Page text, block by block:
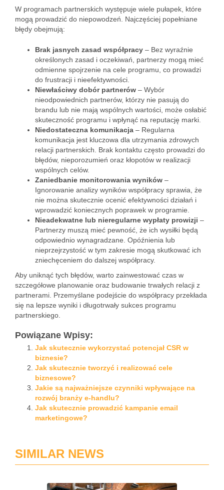
W programach partnerskich występuje wiele pułapek, które
mogą prowadzić do niepowodzeń. Najczęściej popełniane
błędy obejmują:
Brak jasnych zasad współpracy – Bez wyraźnie
określonych zasad i oczekiwań, partnerzy mogą mieć
odmienne spojrzenie na cele programu, co prowadzi
do frustracji i nieefektywności.
Niewłaściwy dobór partnerów – Wybór
nieodpowiednich partnerów, którzy nie pasują do
brandu lub nie mają wspólnych wartości, może osłabić
skuteczność programu i wpłynąć na reputację marki.
Niedostateczna komunikacja – Regularna
komunikacja jest kluczowa dla utrzymania zdrowych
relacji partnerskich. Brak kontaktu często prowadzi do
błędów, nieporozumień oraz kłopotów w realizacji
wspólnych celów.
Zaniedbanie monitorowania wyników –
Ignorowanie analizy wyników współpracy sprawia, że
nie można skutecznie ocenić efektywności działań i
wprowadzić koniecznych poprawek w programie.
Nieadekwatne lub nieregularne wypłaty prowizji –
Partnerzy muszą mieć pewność, że ich wysiłki będą
odpowiednio wynagradzane. Opóźnienia lub
nieprzejrzystość w tym zakresie mogą skutkować ich
zniechęceniem do dalszej współpracy.
Aby uniknąć tych błędów, warto zainwestować czas w
szczegółowe planowanie oraz budowanie trwałych relacji z
partnerami. Przemyślane podejście do współpracy przekłada
się na lepsze wyniki i długotrwały sukces programu
partnerskiego.
Powiązane Wpisy:
Jak skutecznie wykorzystać potencjał CSR w
biznesie?
Jak skutecznie tworzyć i realizować cele
biznesowe?
Jakie są najważniejsze czynniki wpływające na
rozwój branży e-handlu?
Jak skutecznie prowadzić kampanie email
marketingowe?
SIMILAR NEWS